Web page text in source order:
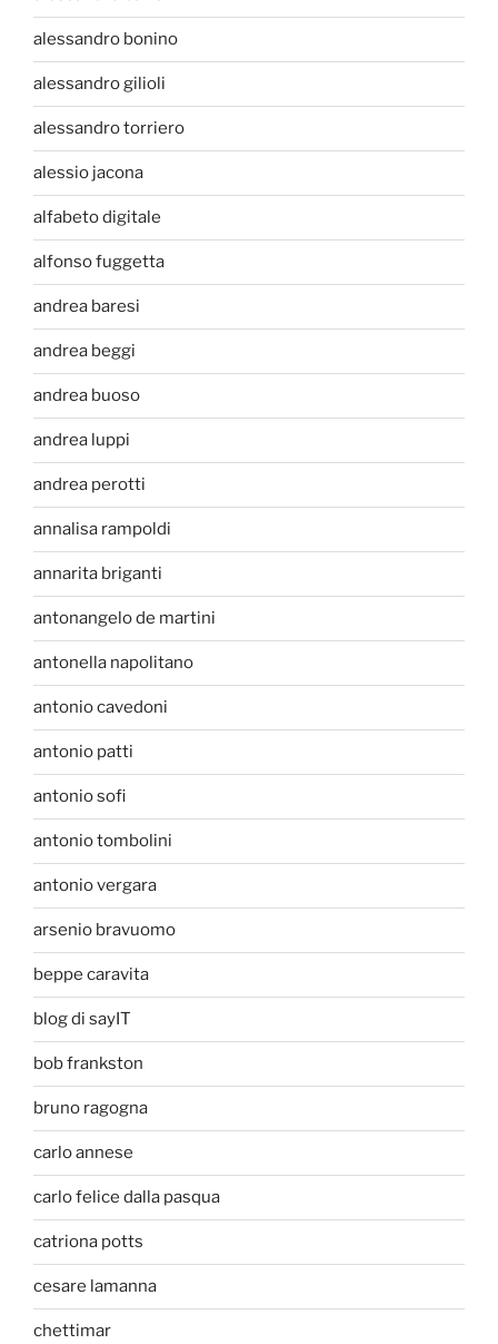
alessandro bonino
alessandro gilioli
alessandro torriero
alessio jacona
alfabeto digitale
alfonso fuggetta
andrea baresi
andrea beggi
andrea buoso
andrea luppi
andrea perotti
annalisa rampoldi
annarita briganti
antonangelo de martini
antonella napolitano
antonio cavedoni
antonio patti
antonio sofi
antonio tombolini
antonio vergara
arsenio bravuomo
beppe caravita
blog di sayIT
bob frankston
bruno ragogna
carlo annese
carlo felice dalla pasqua
catriona potts
cesare lamanna
chettimar